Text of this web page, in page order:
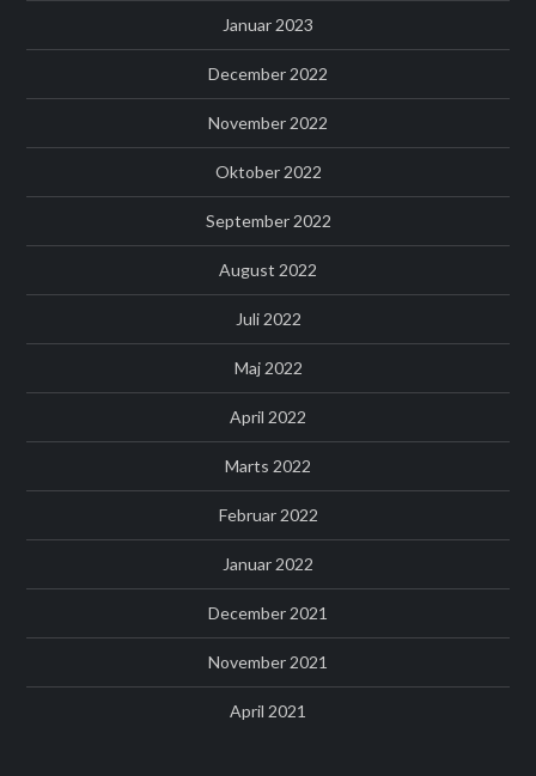
Januar 2023
December 2022
November 2022
Oktober 2022
September 2022
August 2022
Juli 2022
Maj 2022
April 2022
Marts 2022
Februar 2022
Januar 2022
December 2021
November 2021
April 2021